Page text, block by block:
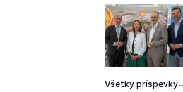
Všetky príspevky